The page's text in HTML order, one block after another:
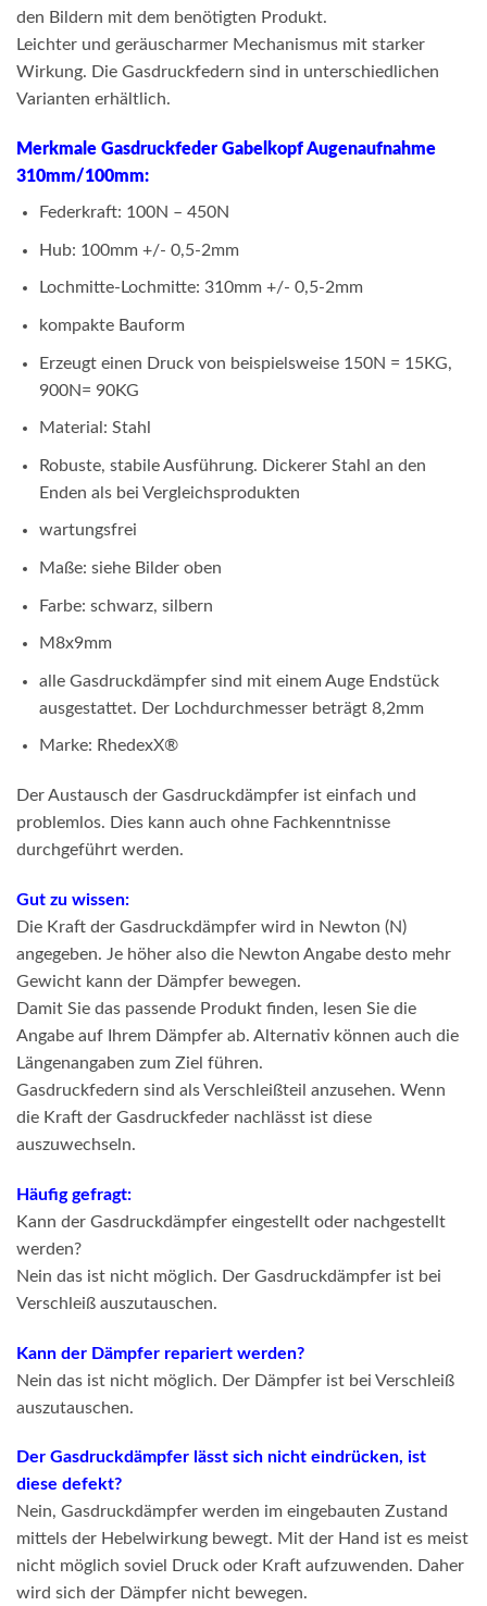
den Bildern mit dem benötigten Produkt.
Leichter und geräuscharmer Mechanismus mit starker
Wirkung. Die Gasdruckfedern sind in unterschiedlichen
Varianten erhältlich.
Merkmale Gasdruckfeder Gabelkopf Augenaufnahme
310mm/100mm:
Federkraft: 100N – 450N
Hub: 100mm +/- 0,5-2mm
Lochmitte-Lochmitte: 310mm +/- 0,5-2mm
kompakte Bauform
Erzeugt einen Druck von beispielsweise 150N = 15KG,
900N= 90KG
Material: Stahl
Robuste, stabile Ausführung. Dickerer Stahl an den
Enden als bei Vergleichsprodukten
wartungsfrei
Maße: siehe Bilder oben
Farbe: schwarz, silbern
M8x9mm
alle Gasdruckdämpfer sind mit einem Auge Endstück
ausgestattet. Der Lochdurchmesser beträgt 8,2mm
Marke: RhedexX®
Der Austausch der Gasdruckdämpfer ist einfach und
problemlos. Dies kann auch ohne Fachkenntnisse
durchgeführt werden.
Gut zu wissen:
Die Kraft der Gasdruckdämpfer wird in Newton (N)
angegeben. Je höher also die Newton Angabe desto mehr
Gewicht kann der Dämpfer bewegen.
Damit Sie das passende Produkt finden, lesen Sie die
Angabe auf Ihrem Dämpfer ab. Alternativ können auch die
Längenangaben zum Ziel führen.
Gasdruckfedern sind als Verschleißteil anzusehen. Wenn
die Kraft der Gasdruckfeder nachlässt ist diese
auszuwechseln.
Häufig gefragt:
Kann der Gasdruckdämpfer eingestellt oder nachgestellt
werden?
Nein das ist nicht möglich. Der Gasdruckdämpfer ist bei
Verschleiß auszutauschen.
Kann der Dämpfer repariert werden?
Nein das ist nicht möglich. Der Dämpfer ist bei Verschleiß
auszutauschen.
Der Gasdruckdämpfer lässt sich nicht eindrücken, ist
diese defekt?
Nein, Gasdruckdämpfer werden im eingebauten Zustand
mittels der Hebelwirkung bewegt. Mit der Hand ist es meist
nicht möglich soviel Druck oder Kraft aufzuwenden. Daher
wird sich der Dämpfer nicht bewegen.